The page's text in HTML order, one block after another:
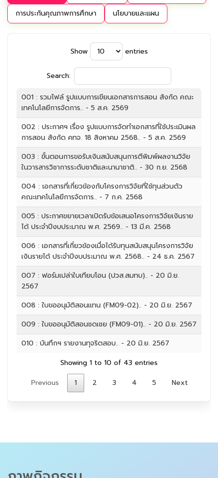
การประกันคุณภาพการศึกษา
นโยบายและแผน
Show entries
Search:
001 : รวมไฟล์ รูปแบบการเขียนเอกสารการสอน สังกัด คณะ
เทคโนโลยีการจัดการ.. - 5 ส.ค. 2569
002 : ประกาศฯ เรื่อง รูปแบบการจัดทำเอกสารที่ใช้ประเมินผล
การสอน สังกัด คทจ. 18 สิงหาคม 2568.. - 5 ส.ค. 2569
003 : ขั้นตอนการขอรับเงินสนับสนุนการตีพิมพ์ผลงานวิจัย
ในวารสารวิชาการระดับชาติและนานาชาติ.. - 30 ก.ย. 2568
004 : เอกสารที่เกี่ยวข้องกับโครงการวิจัยที่ใช้ทุนส่วนตัว
คณะเทคโนโลยีการจัดการ.. - 7 ก.ค. 2568
005 : ประกาศขยายเวลาเปิดรับข้อเสนอโครงการวิจัยเงินราย
ได้ ประจำปีงบประมาณ พ.ศ. 2569.. - 13 มี.ค. 2568
006 : เอกสารที่เกี่ยวข้องเมื่อได้รับทุนสนับสนุนโครงการวิจัย
เงินรายได้ ประจำปีงบประมาณ พ.ศ. 2568.. - 24 ธ.ค. 2567
007 : ฟอร์มเปล่าใบเทียบโอน (ปวส.สมทบ).. - 20 มิ.ย.
2567
008 : ใบขออนุมัติสอนแทน (FM09-02).. - 20 มิ.ย. 2567
009 : ใบขออนุมัติสอนชดเชย (FM09-01).. - 20 มิ.ย. 2567
010 : บันทึกฯ รายงานทุจริตสอบ.. - 20 มิ.ย. 2567
Showing 1 to 10 of 43 entries
Previous
1 2 3 4 5 Next